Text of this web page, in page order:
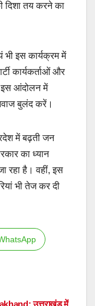
दिशा तय करने का
भी इस कार्यक्रम में
कार्यकर्ताओं और
इस आंदोलन में
बुलंद करें।
में बढ़ती जन
का ध्यान
रहा है। वहीं, इस
भी तेज कर दी
उत्तराखंड में